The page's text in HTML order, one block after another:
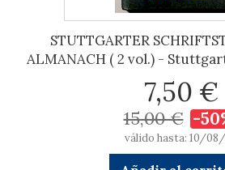
STUTTGARTER
ALMANACH ( 2 vol.) -
7,50 €
15,00 € -
válido hasta: 10/